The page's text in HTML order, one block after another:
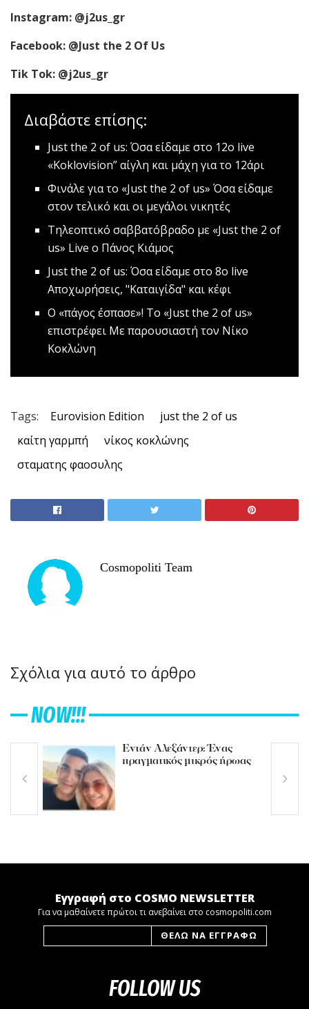
Instagram: @j2us_gr
Facebook: @Just the 2 Of Us
Tik Tok: @j2us_gr
Διαβάστε επίσης:
Just the 2 of us: Όσα είδαμε στο 12ο live
«Κoklovision” αίγλη και μάχη για το 12άρι
Φινάλε για το «Just the 2 οf us» Όσα είδαμε
στον τελικό και οι μεγάλοι νικητές
Τηλεοπτικό σαββατόβραδο με «Just the 2 of
us» Live o Πάνος Κιάμος
Just the 2 of us: Όσα είδαμε στο 8ο live
Αποχωρήσεις, "Καταιγίδα" και κέφι
Ο «πάγος έσπασε»! Το «Just the 2 of us»
επιστρέφει Mε παρουσιαστή τον Νίκο
Κοκλώνη
Tags: Eurovision Edition
just the 2 of us
καίτη γαρμπή
νίκος κοκλώνης
σταματης φαοσυλης
Cosmopoliti Team
Σχόλια για αυτό το άρθρο
NOW!!!
Εντάν Αλεξάντερ: Ένας
πραγματικός μικρός ήρωας
Εγγραφή στο COSMO NEWSLETTER
Για να μαθαίνετε πρώτοι τι ανεβαίνει στο cosmopoliti.com
FOLLOW US